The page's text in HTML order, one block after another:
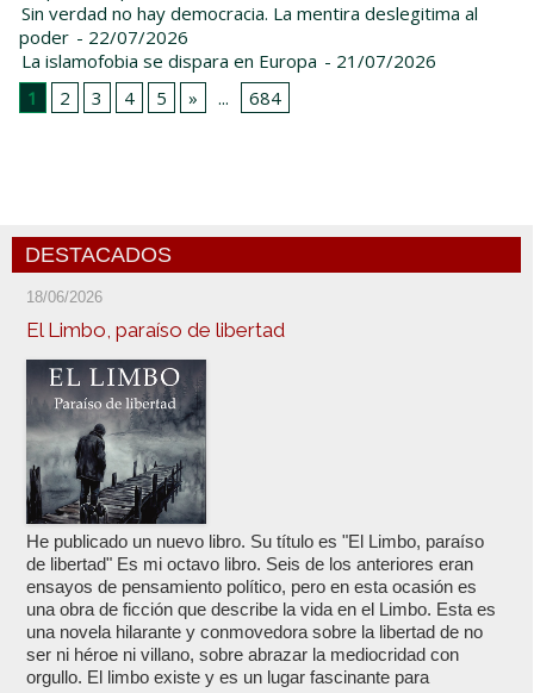
Sin verdad no hay democracia. La mentira deslegitima al
poder - 22/07/2026
La islamofobia se dispara en Europa - 21/07/2026
1
2 3 4 5 » ... 684
DESTACADOS
18/06/2026
El Limbo, paraíso de libertad
He publicado un nuevo libro. Su título es "El Limbo, paraíso
de libertad" Es mi octavo libro. Seis de los anteriores eran
ensayos de pensamiento político, pero en esta ocasión es
una obra de ficción que describe la vida en el Limbo. Esta es
una novela hilarante y conmovedora sobre la libertad de no
ser ni héroe ni villano, sobre abrazar la mediocridad con
orgullo. El limbo existe y es un lugar fascinante para